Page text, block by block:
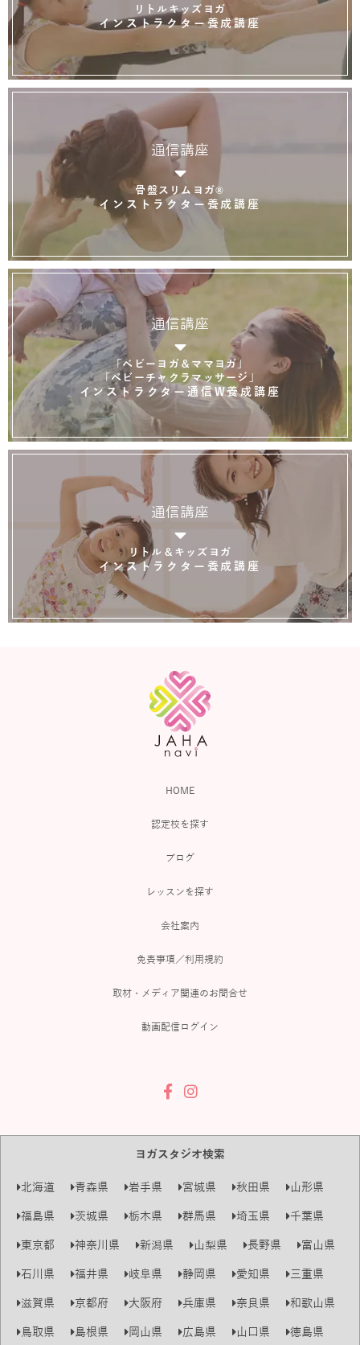
リトルキッズヨガ
インストラクター養成講座
通信講座
骨盤スリムヨガ®
インストラクター養成講座
通信講座
「ベビーヨガ＆ママヨガ」
「ベビーチャクラマッサージ」
インストラクター通信W養成講座
通信講座
リトル＆キッズヨガ
インストラクター養成講座
HOME
認定校を探す
ブログ
レッスンを探す
会社案内
免責事項／利用規約
取材・メディア関連のお問合せ
動画配信ログイン
ヨガスタジオ検索
北海道 青森県 岩手県 宮城県 秋田県
山形県
福島県
茨城県 栃木県 群馬県 埼玉県
千葉県
東京都
神奈川県 新潟県 山梨県 長野県
富山県
石川県
福井県 岐阜県 静岡県 愛知県
三重県
滋賀県
京都府 大阪府 兵庫県 奈良県
和歌山県
鳥取県
島根県 岡山県 広島県 山口県 徳島県